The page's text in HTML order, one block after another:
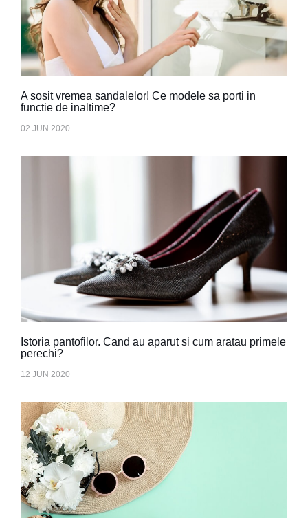
A sosit vremea sandalelor! Ce modele sa porti in
functie de inaltime?
02 JUN 2020
Istoria pantofilor. Cand au aparut si cum aratau primele
perechi?
12 JUN 2020